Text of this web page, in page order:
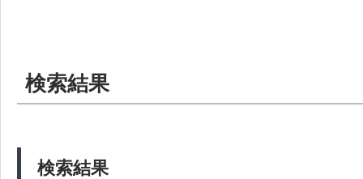
検索結果
検索結果